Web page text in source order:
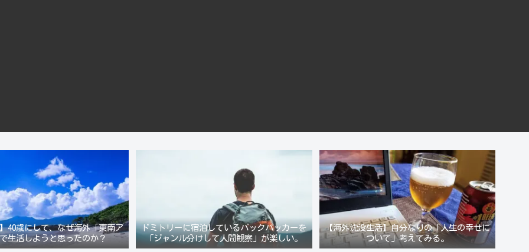
40歳にして、なぜ海外「東南ア
生活しようと思ったのか？
ドミトリーに宿泊しているバックパッカーを
「ジャンル分けして人間観察」が楽しい。
【海外沈没生活】自分なりの「人生の幸せに
ついて」考えてみる。